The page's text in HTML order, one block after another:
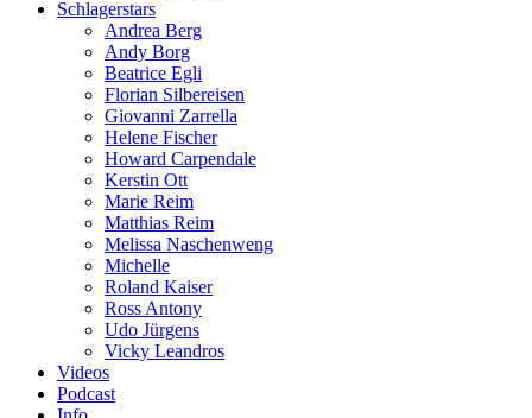
Schlagerstars
Andrea Berg
Andy Borg
Beatrice Egli
Florian Silbereisen
Giovanni Zarrella
Helene Fischer
Howard Carpendale
Kerstin Ott
Marie Reim
Matthias Reim
Melissa Naschenweng
Michelle
Roland Kaiser
Ross Antony
Udo Jürgens
Vicky Leandros
Videos
Podcast